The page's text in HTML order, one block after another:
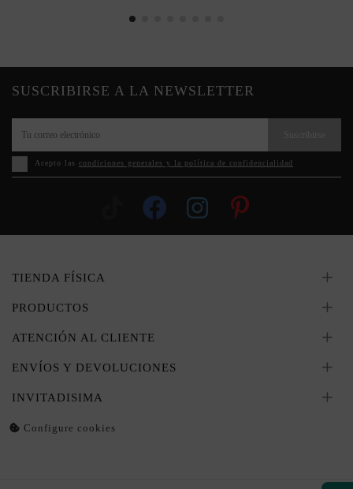
SUSCRIBIRSE A LA NEWSLETTER
Acepto las condiciones generales y la política de confidencialidad
TIENDA FÍSICA
PRODUCTOS
ATENCIÓN AL CLIENTE
ENVÍOS Y DEVOLUCIONES
INVITADISIMA
Configure cookies